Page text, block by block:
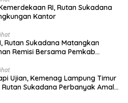
RI, Rutan Sukadana
Kantor
Rutan Sukadana Matangkan
Remisi Bersama Pemkab
Ujian, Kemenag Lampung Timur
Sukadana Perbanyak Amal